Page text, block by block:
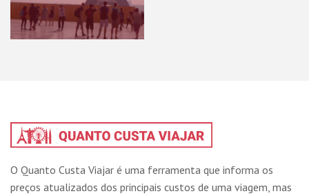
O Quanto Custa Viajar é uma ferramenta que informa os
preços atualizados dos principais custos de uma viagem, mas